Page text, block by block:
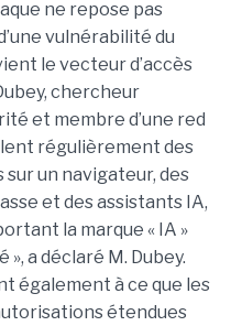
ne repose pas
vulnérabilité du
le vecteur d’accès
chercheur
et membre d’une red
régulièrement des
un navigateur, des
et des assistants IA,
la marque « IA »
a déclaré M. Dubey.
également à ce que les
étendues